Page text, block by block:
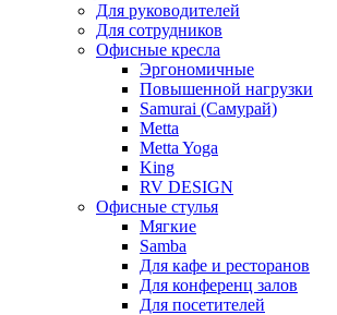
Для руководителей
Для сотрудников
Офисные кресла
Эргономичные
Повышенной нагрузки
Samurai (Самурай)
Metta
Metta Yoga
King
RV DESIGN
Офисные стулья
Мягкие
Samba
Для кафе и ресторанов
Для конференц залов
Для посетителей